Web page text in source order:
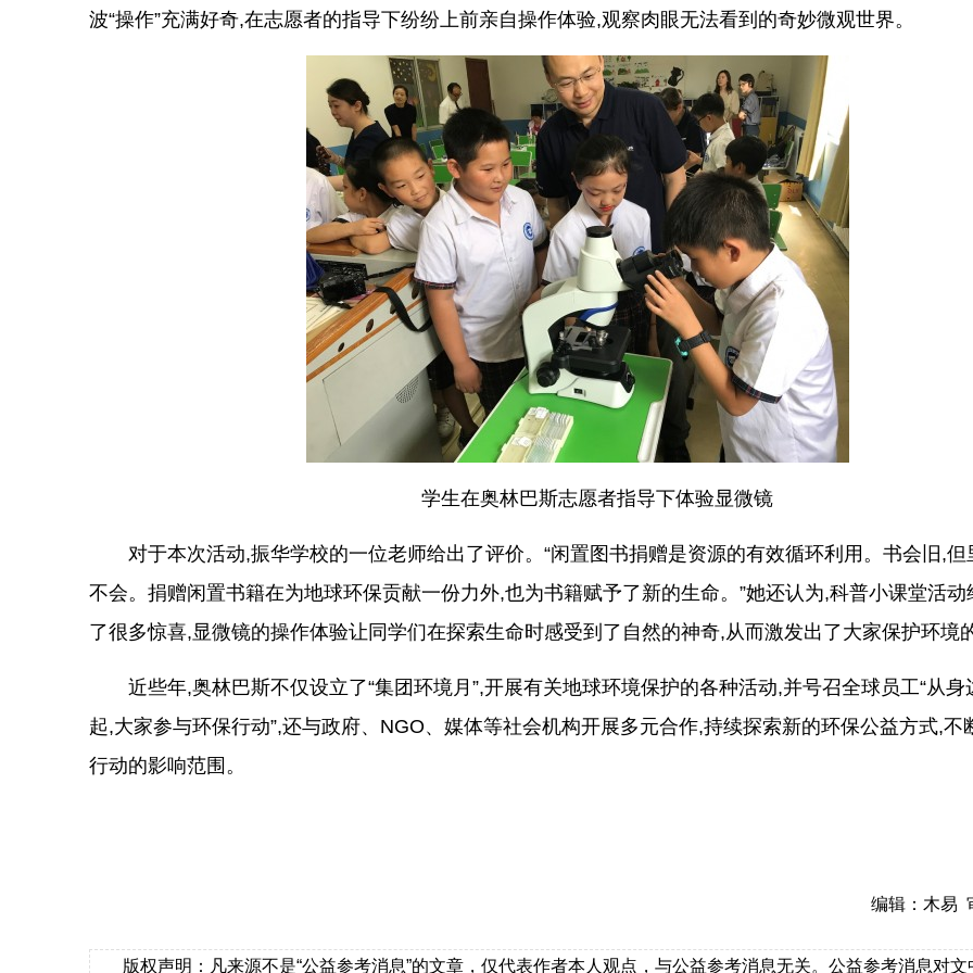
波“操作”充满好奇,在志愿者的指导下纷纷上前亲自操作体验,观察肉眼无法看到的奇妙微观世界。
学生在奥林巴斯志愿者指导下体验显微镜
对于本次活动,振华学校的一位老师给出了评价。“闲置图书捐赠是资源的有效循环利用。书会旧,但
不会。捐赠闲置书籍在为地球环保贡献一份力外,也为书籍赋予了新的生命。”她还认为,科普小课堂活动
了很多惊喜,显微镜的操作体验让同学们在探索生命时感受到了自然的神奇,从而激发出了大家保护环境
近些年,奥林巴斯不仅设立了“集团环境月”,开展有关地球环境保护的各种活动,并号召全球员工“从身
起,大家参与环保行动”,还与政府、NGO、媒体等社会机构开展多元合作,持续探索新的环保公益方式,不
行动的影响范围。
编辑：木易
版权声明：凡来源不是“公益参考消息”的文章，仅代表作者本人观点，与公益参考消息无关。公益参考消息对文